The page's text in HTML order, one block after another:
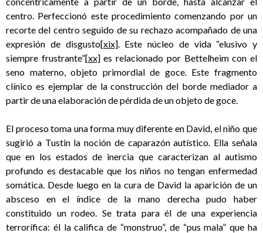
centro. Perfeccionó este procedimiento comenzando por un
recorte del centro seguido de su rechazo acompañado de una
expresión de disgusto[xix]. Este núcleo de vida “elusivo y
siempre frustrante”[xx]es relacionado por Bettelheim con el
seno materno, objeto primordial de goce. Este fragmento
clínico es ejemplar de la construcción del borde mediador a
partir de una elaboración de pérdida de un objeto de goce.
El proceso toma una forma muy diferente en David, el niño que
sugirió a Tustin la noción de caparazón autístico. Ella señala
que en los estados de inercia que caracterizan al autismo
profundo es destacable que los niños no tengan enfermedad
somática. Desde luego en la cura de David la aparición de un
absceso en el índice de la mano derecha pudo haber
constituido un rodeo. Se trata para él de una experiencia
terrorífica: él la califica de “monstruo”, de “pus mala” que ha